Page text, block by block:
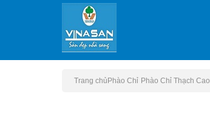
Trang chủPhào Chỉ Phào Chỉ Thạch Cao